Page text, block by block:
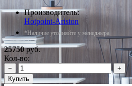
Производитель:
Hotpoint-Ariston
*Наличие уточняйте у менеджера
25750руб.
Кол-во:
−
+
Купить